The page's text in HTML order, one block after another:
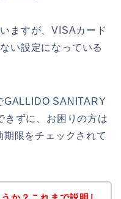
ますが、VISAカード
い設定になっている
GALLIDO SANITARY
きずに、お困りの方は
限をチェックされて